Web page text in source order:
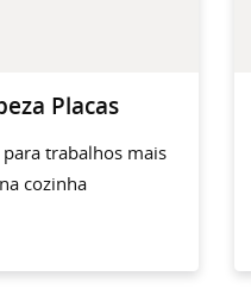
Placas
trabalhos mais
cozinha